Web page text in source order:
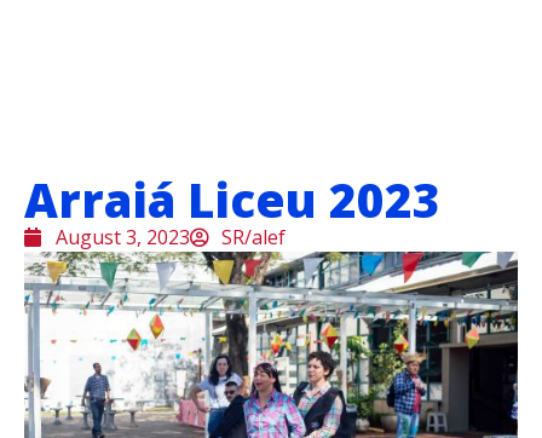
Arraiá Liceu 2023
August 3, 2023 SR/alef